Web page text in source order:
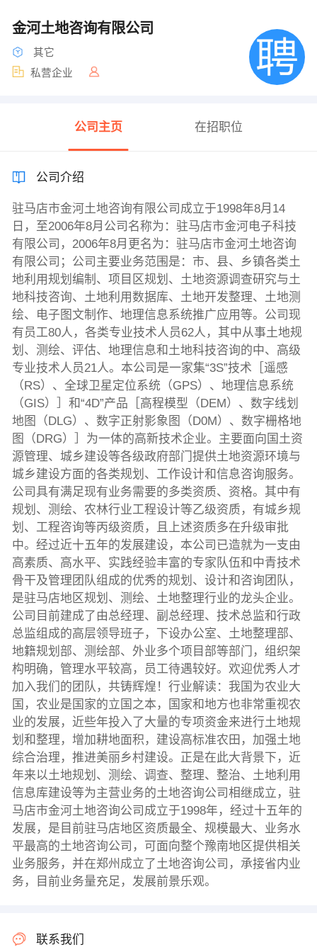
金河土地咨询有限公司
其它
私营企业
公司主页 在招职位
公司介绍
驻马店市金河土地咨询有限公司成立于1998年8月14
日，至2006年8月公司名称为：驻马店市金河电子科技
有限公司，2006年8月更名为：驻马店市金河土地咨询
有限公司；公司主要业务范围是：市、县、乡镇各类土
地利用规划编制、项目区规划、土地资源调查研究与土
地科技咨询、土地利用数据库、土地开发整理、土地测
绘、电子图文制作、地理信息系统推广应用等。公司现
有员工80人，各类专业技术人员62人，其中从事土地规
划、测绘、评估、地理信息和土地科技咨询的中、高级
专业技术人员21人。本公司是一家集“3S”技术［遥感
（RS）、全球卫星定位系统（GPS）、地理信息系统
（GIS）］和“4D”产品［高程模型（DEM）、数字线划
地图（DLG）、数字正射影象图（D0M）、数字栅格地
图（DRG）］为一体的高新技术企业。主要面向国土资
源管理、城乡建设等各级政府部门提供土地资源环境与
城乡建设方面的各类规划、工作设计和信息咨询服务。
公司具有满足现有业务需要的多类资质、资格。其中有
规划、测绘、农林行业工程设计等乙级资质，有城乡规
划、工程咨询等丙级资质，且上述资质多在升级审批
中。经过近十五年的发展建设，本公司已造就为一支由
高素质、高水平、实践经验丰富的专家队伍和中青技术
骨干及管理团队组成的优秀的规划、设计和咨询团队，
是驻马店地区规划、测绘、土地整理行业的龙头企业。
公司目前建成了由总经理、副总经理、技术总监和行政
总监组成的高层领导班子，下设办公室、土地整理部、
地籍规划部、测绘部、外业多个项目部等部门，组织架
构明确，管理水平较高，员工待遇较好。欢迎优秀人才
加入我们的团队，共铸辉煌！行业解读：我国为农业大
国，农业是国家的立国之本，国家和地方也非常重视农
业的发展，近些年投入了大量的专项资金来进行土地规
划和整理，增加耕地面积，建设高标准农田，加强土地
综合治理，推进美丽乡村建设。正是在此大背景下，近
年来以土地规划、测绘、调查、整理、整治、土地利用
信息库建设等为主营业务的土地咨询公司相继成立，驻
马店市金河土地咨询公司成立于1998年，经过十五年的
发展，是目前驻马店地区资质最全、规模最大、业务水
平最高的土地咨询公司，可面向整个豫南地区提供相关
业务服务，并在郑州成立了土地咨询公司，承接省内业
务，目前业务量充足，发展前景乐观。
联系我们